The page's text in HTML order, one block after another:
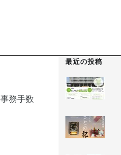
務手数
最近の投稿